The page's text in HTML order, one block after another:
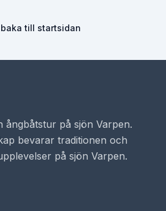
till startsidan
ångbåtstur på sjön Varpen.
bevarar traditionen och
på sjön Varpen.